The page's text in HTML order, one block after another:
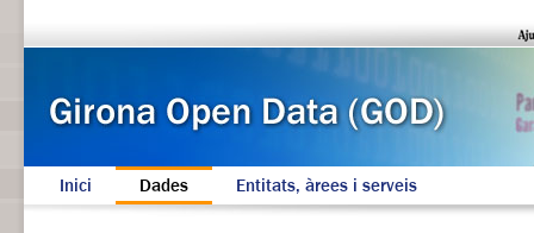
Inici Dades Entitats, àrees i serveis